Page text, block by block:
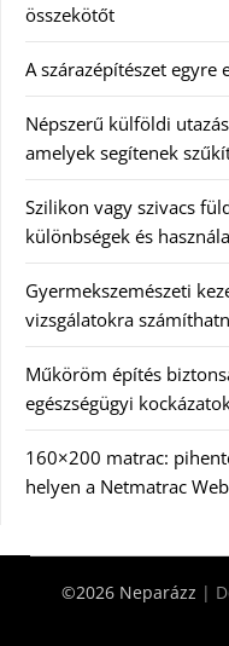
összekötőt
A szárazépítészet
Népszerű külföldi
amelyek segítenek
Szilikon vagy szivacs
különbségek és
Gyermekszemészeti
vizsgálatokra
Műköröm építés
egészségügyi
160×200 matrac:
helyen a Netmatrac
©2026 Neparázz |